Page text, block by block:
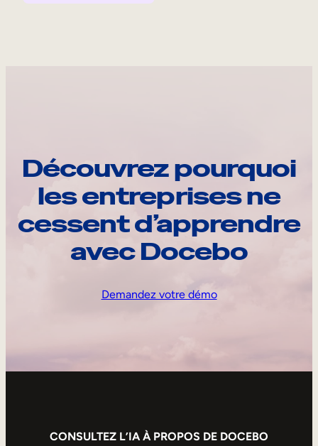
Découvrez pourquoi
les entreprises ne
cessent d’apprendre
avec Docebo
Demandez votre démo
CONSULTEZ L’IA À PROPOS DE DOCEBO